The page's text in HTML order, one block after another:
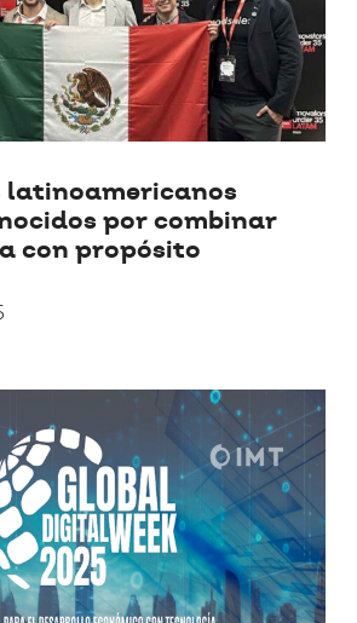
latinoamericanos
por combinar
con propósito